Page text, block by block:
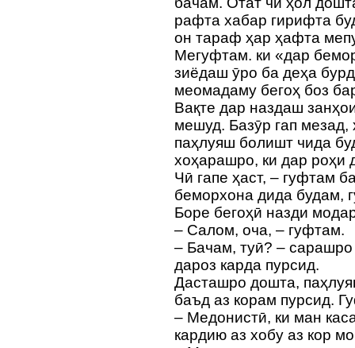
рафта хабар гирифта
он тараф ҳар ҳафта
Мегуфтам. ки «дар
зиёдаш ӯро ба деҳа
меомадаму бегоҳ боз
Вақте дар наздаш
мешуд. Базӯр гап
паҳлуяш болишт чида
хоҳарашро, ки дар роҳи
Чӣ гапе ҳаст, – гуфтам
беморхона дида будам,
Боре бегоҳӣ назди
– Салом, оча, – гуфтам.
– Бачам, туӣ? –
дароз карда пурсид.
Дасташро дошта,
баъд аз корам пурсид.
– Медонистӣ, ки ман
кардию аз хобу аз кор